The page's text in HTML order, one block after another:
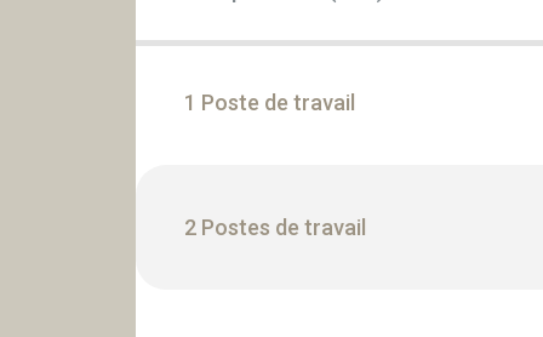
1 Poste de travail
2 Postes de travail